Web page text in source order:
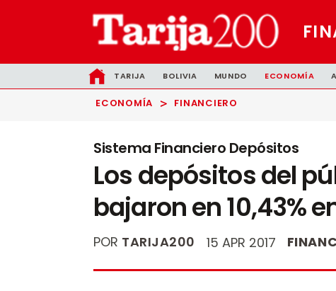
TARIJA BOLIVIA MUNDO ECONOMÍA
ECONOMÍA > FINANCIERO
Sistema Financiero Depósitos
Los depósitos del
bajaron en 10,43%
POR TARIJA200 15 APR 2017